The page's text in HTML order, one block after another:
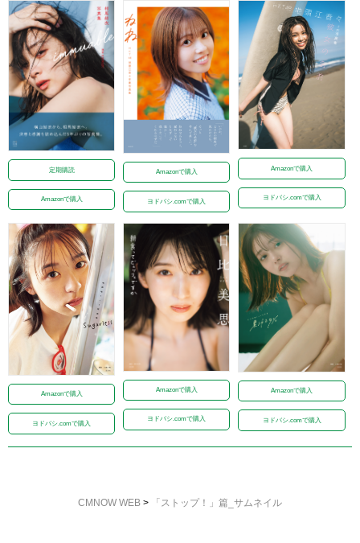
定期購読
Amazonで購入
Amazonで購入
ヨドバシ.comで購入
Amazonで購入
ヨドバシ.comで購入
Amazonで購入
ヨドバシ.comで購入
Amazonで購入
ヨドバシ.comで購入
Amazonで購入
ヨドバシ.comで購入
CMNOW WEB > 「ストップ！」篇_サムネイル